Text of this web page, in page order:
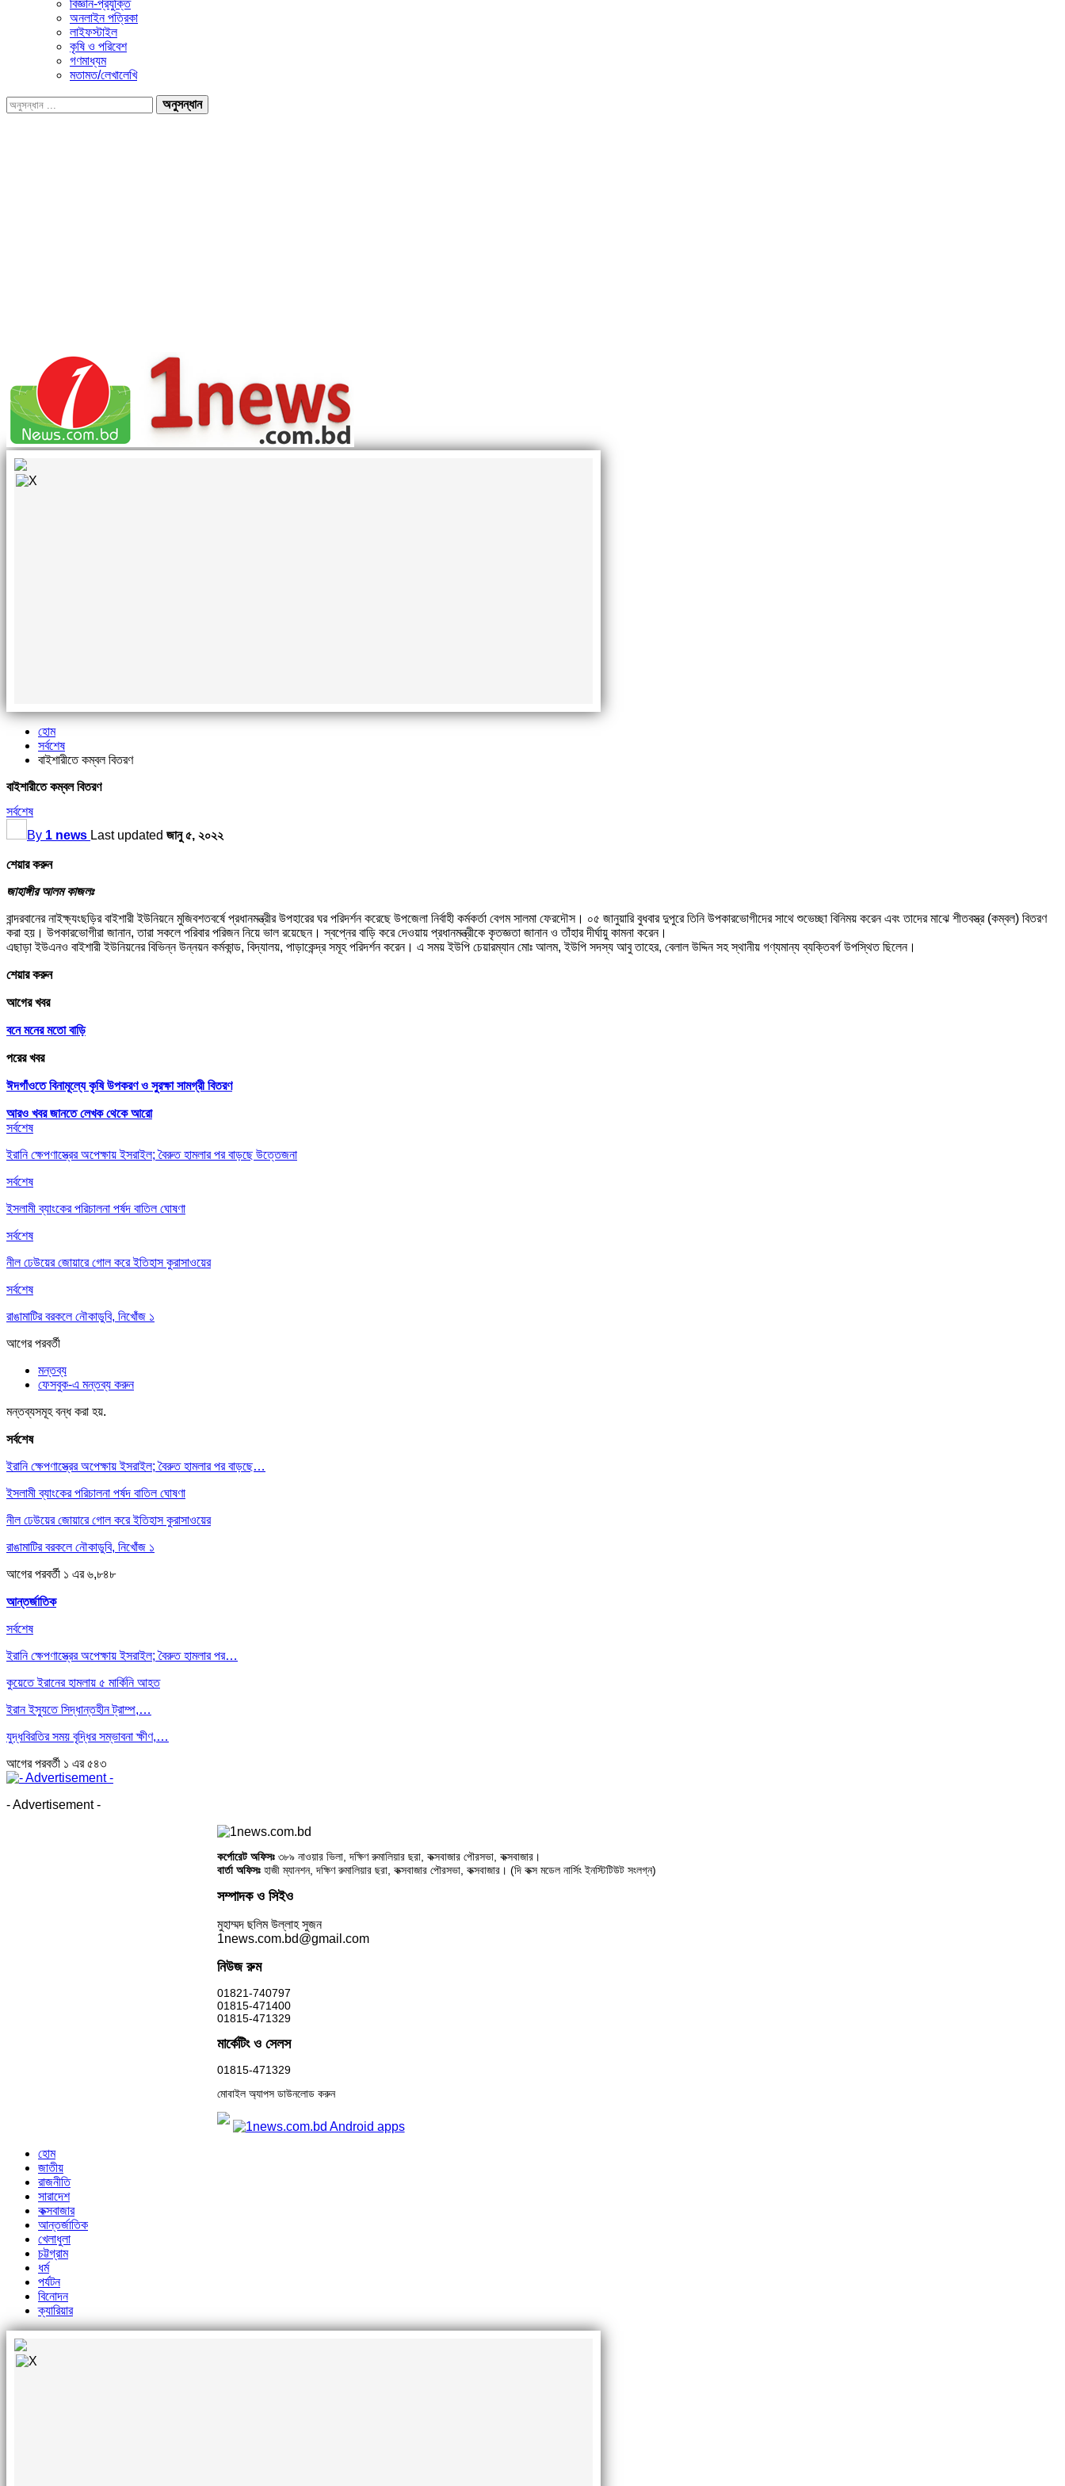
বিজ্ঞান-প্রযুক্তি
অনলাইন পত্রিকা
লাইফস্টাইল
কৃষি ও পরিবেশ
গণমাধ্যম
মতামত/লেখালেখি
হোম
সর্বশেষ
বাইশারীতে কম্বল বিতরণ
বাইশারীতে কম্বল বিতরণ
সর্বশেষ
By 1 news Last updated জানু ৫, ২০২২
শেয়ার করুন
জাহাঙ্গীর আলম কাজলঃ
বান্দরবানের নাইক্ষ্যংছড়ির বাইশারী ইউনিয়নে মুজিবশতবর্ষে প্রধানমন্ত্রীর উপহারের ঘর পরিদর্শন করেছে উপজেলা নির্বাহী কর্মকর্তা বেগম সালমা ফেরদৌস। ০৫ জানুয়ারি বুধবার দুপুরে তিনি উপকারভোগীদের সাথে শুভেচ্ছা বিনিময় করেন এবং তাদের মাঝে শীতবস্ত্র (কম্বল) বিতরণ
করা হয়। উপকারভোগীরা জানান, তারা সকলে পরিবার পরিজন নিয়ে ভাল রয়েছেন। স্বপ্নের বাড়ি করে দেওয়ায় প্রধানমন্ত্রীকে কৃতজ্ঞতা জানান ও তাঁহার দীর্ঘায়ু কামনা করেন।
এছাড়া ইউএনও বাইশারী ইউনিয়নের বিভিন্ন উন্নয়ন কর্মকান্ড, বিদ্যালয়, পাড়াকেন্দ্র সমূহ পরিদর্শন করেন। এ সময় ইউপি চেয়ারম্যান মোঃ আলম, ইউপি সদস্য আবু তাহের, বেলাল উদ্দিন সহ স্থানীয় গণ্যমান্য ব্যক্তিবর্গ উপস্থিত ছিলেন।
শেয়ার করুন
আগের খবর
বনে মনের মতো বাড়ি
পরের খবর
ঈদগাঁওতে বিনামূল্যে কৃষি উপকরণ ও সুরক্ষা সামগ্রী বিতরণ
আরও খবর জানতে লেখক থেকে আরো
সর্বশেষ
ইরানি ক্ষেপণাস্ত্রের অপেক্ষায় ইসরাইল; বৈরুত হামলার পর বাড়ছে উত্তেজনা
সর্বশেষ
ইসলামী ব্যাংকের পরিচালনা পর্ষদ বাতিল ঘোষণা
সর্বশেষ
নীল ঢেউয়ের জোয়ারে গোল করে ইতিহাস কুরাসাওয়ের
সর্বশেষ
রাঙামাটির বরকলে নৌকাডুবি, নিখোঁজ ১
আগেরপরবর্তী
মন্তব্য
ফেসবুক-এ মন্তব্য করুন
মন্তব্যসমূহ বন্ধ করা হয়.
সর্বশেষ
ইরানি ক্ষেপণাস্ত্রের অপেক্ষায় ইসরাইল; বৈরুত হামলার পর বাড়ছে…
ইসলামী ব্যাংকের পরিচালনা পর্ষদ বাতিল ঘোষণা
নীল ঢেউয়ের জোয়ারে গোল করে ইতিহাস কুরাসাওয়ের
রাঙামাটির বরকলে নৌকাডুবি, নিখোঁজ ১
আগেরপরবর্তী ১ এর ৬,৮৪৮
আন্তর্জাতিক
সর্বশেষ
ইরানি ক্ষেপণাস্ত্রের অপেক্ষায় ইসরাইল; বৈরুত হামলার পর…
কুয়েতে ইরানের হামলায় ৫ মার্কিনি আহত
ইরান ইস্যুতে সিদ্ধান্তহীন ট্রাম্প,…
যুদ্ধবিরতির সময় বৃদ্ধির সম্ভাবনা ক্ষীণ,…
আগেরপরবর্তী ১ এর ৫৪৩
- Advertisement -
কর্পোরেট অফিসঃ৩৮৯ নাওয়ার ভিলা, দক্ষিণ রুমালিয়ার ছরা, কক্সবাজার পৌরসভা, কক্সবাজার।
বার্তা অফিসঃ হাজী ম্যানশন, দক্ষিণ রুমালিয়ার ছরা, কক্সবাজার পৌরসভা, কক্সবাজার। (দি কক্স মডেল নার্সিং ইনস্টিটিউট সংলগ্ন)
সম্পাদক ও সিইও
মুহাম্মদ ছলিম উল্লাহ সুজন
1news.com.bd@gmail.com
নিউজ রুম
01821-740797
01815-471400
01815-471329
মার্কেটিং ও সেলস
01815-471329
মোবাইল অ্যাপস ডাউনলোড করুন
হোম
জাতীয়
রাজনীতি
সারাদেশ
কক্সবাজার
আন্তর্জাতিক
খেলাধুলা
চট্টগ্রাম
ধর্ম
পর্যটন
বিনোদন
ক্যারিয়ার